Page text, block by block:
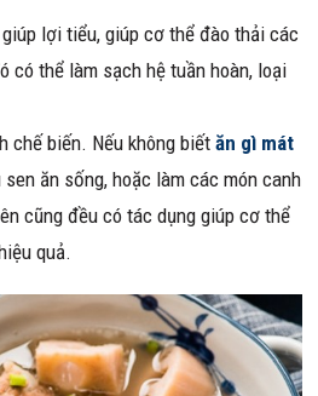
lợi tiểu, giúp cơ thể đào thải các
có thể làm sạch hệ tuần hoàn, loại
chế biến. Nếu không biếtăn gì mát
ăn sống, hoặc làm các món canh
cũng đều có tác dụng giúp cơ thể
quả.